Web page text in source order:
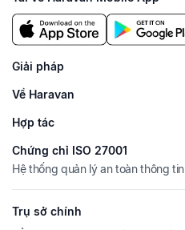
Giải pháp
Về Haravan
Hợp tác
Chứng chỉ ISO 27001
Hệ thống quản lý an toàn thông tin
Trụ sở chính